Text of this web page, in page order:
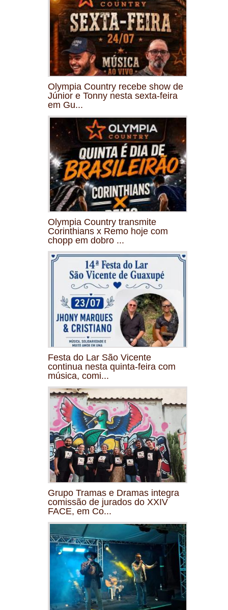
Olympia Country recebe show de
Júnior e Tonny nesta sexta-feira
em Gu...
Olympia Country transmite
Corinthians x Remo hoje com
chopp em dobro ...
Festa do Lar São Vicente
continua nesta quinta-feira com
música, comi...
Grupo Tramas e Dramas integra
comissão de jurados do XXIV
FACE, em Co...